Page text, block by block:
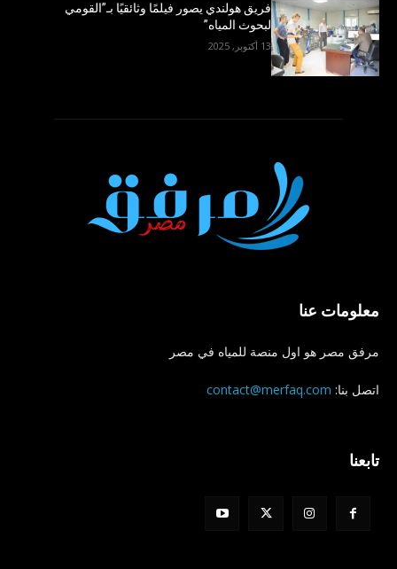
فريق هولندي يصور فيلمًا وثائقيًا بـ”القومي
لبحوث المياه”
13 أكتوبر, 2025
معلومات عنا
مرفق مصر هو اول منصة للمياه في مصر
اتصل بنا: contact@merfaq.com
تابعنا